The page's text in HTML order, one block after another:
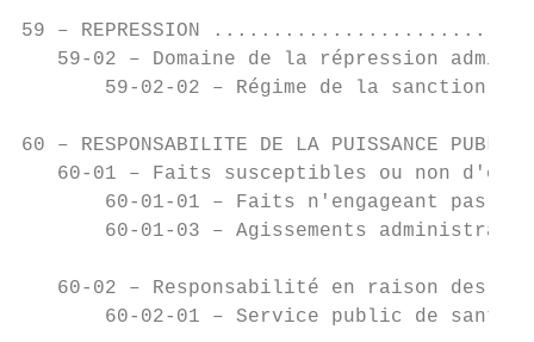
59 – REPRESSION
59-02 – Domaine de la répression
59-02-02 – Régime de la sanction
60 – RESPONSABILITE DE LA
60-01 – Faits susceptibles ou non
60-01-01 – Faits n'engageant pas
60-01-03 – Agissements
60-02 – Responsabilité en raison des
60-02-01 – Service public de